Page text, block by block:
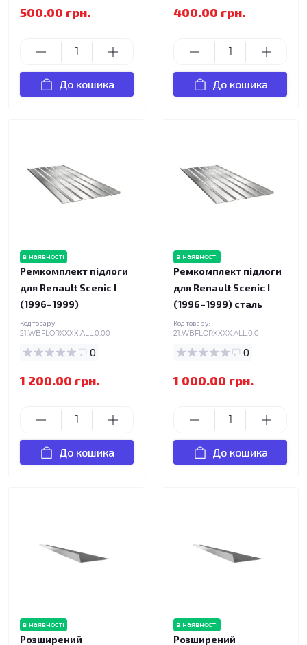
500.00 грн.
До кошика
400.00 грн.
До кошика
в наявності
Ремкомплект підлоги
для Renault Scenic I
(1996–1999)
Код товару:
21.WBFLORXXXX.ALL.0.00
0
1 200.00 грн.
До кошика
в наявності
Ремкомплект підлоги
для Renault Scenic I
(1996–1999) сталь
Код товару:
21.WBFLORXXXX.ALL.0.0
0
1 000.00 грн.
До кошика
в наявності
Розширений
в наявності
Розширений